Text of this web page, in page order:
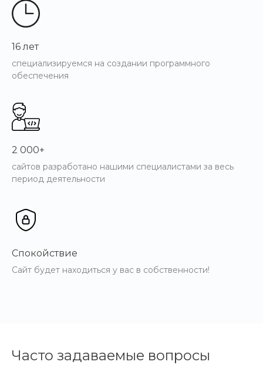
Примеры работ
16 лет
специализируемся на создании программного
обеспечения
2 000+
сайтов разработано нашими специалистами за весь
период деятельности
Спокойствие
Сайт будет находиться у вас в собственности!
Часто задаваемые вопросы